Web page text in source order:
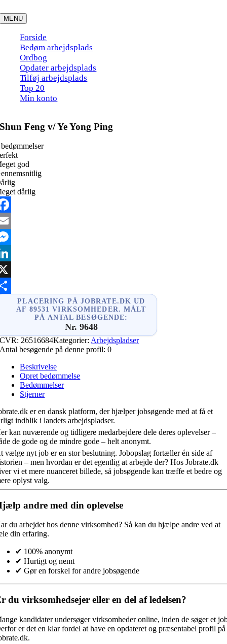
to
content
MENU
Forside
Bedøm arbejdsplads
Ordbog
Opdater arbejdsplads
Tilføj arbejdsplads
Top 20
Min konto
Shun Feng v/ Ye Yong Ping
god
dårlig
PLACERING PÅ JOBRATE.DK UD
AF 89531 VIRKSOMHEDER. MÅLT
PÅ ANTAL BESØGENDE:
Nr. 9648
CVR: 26516684Kategorier: Arbejdspladser
Antal besøgende på denne profil: 0
Beskrivelse
Opret bedømmelse
Bedømmelser
Stjerner
er en dansk platform, der hjælper jobsøgende med at få et
indblik i landets arbejdspladser.
kan nuværende og tidligere medarbejdere dele deres oplevelser –
de gode og de mindre gode – helt anonymt.
vælge nyt job er en stor beslutning. Jobopslag fortæller én side af
– men hvordan er det egentlig at arbejde der? Hos Jobrate.dk
vi et mere nuanceret billede, så jobsøgende kan træffe et bedre og
oplyst valg.
andre med din oplevelse
du arbejdet hos denne virksomhed? Så kan du hjælpe andre ved at
din erfaring.
✔ 100% anonymt
✔ Hurtigt og nemt
✔ Gør en forskel for andre jobsøgende
du virksomhedsejer eller en del af ledelsen?
kandidater undersøger virksomheder online, inden de søger et
er det en klar fordel at have en opdateret og præsentabel profil på